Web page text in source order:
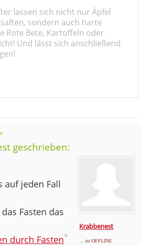
lassen sich nicht nur Äpfel
sondern auch harte
Rote Bete, Kartoffeln oder
Und lässt sich anschließend
geschrieben:
Krabbenest
... ist OFFLINE
auf jeden Fall
Fasten das
durch Fasten*